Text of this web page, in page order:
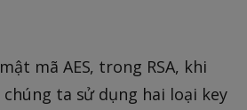
mã AES, trong RSA, khi
chúng ta sử dụng hai loại key